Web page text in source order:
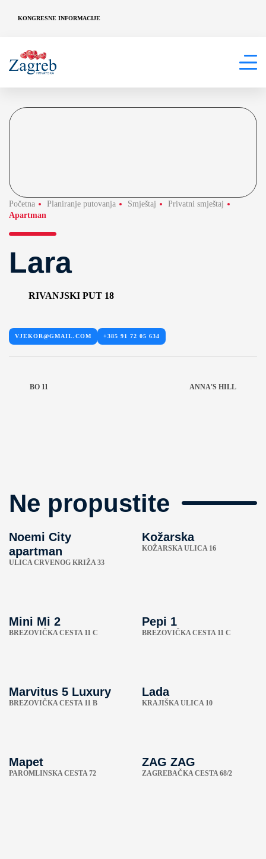
KONGRESNE INFORMACIJE
Početna Planiranje putovanja Smještaj
Privatni smještaj
Apartman
Lara
RIVANJSKI PUT 18
VJEKOR@GMAIL.COM +385 91 72 05 634
BO 11 ANNA'S HILL
Ne propustite
Noemi City
apartman
ULICA CRVENOG KRIŽA 33
Kožarska
KOŽARSKA ULICA 16
Mini Mi 2
BREZOVIČKA CESTA 11 C
Pepi 1
BREZOVIČKA CESTA 11 C
Marvitus 5 Luxury
BREZOVIČKA CESTA 11 B
Lada
KRAJIŠKA ULICA 10
Mapet
PAROMLINSKA CESTA 72
ZAG ZAG
ZAGREBAČKA CESTA 68/2